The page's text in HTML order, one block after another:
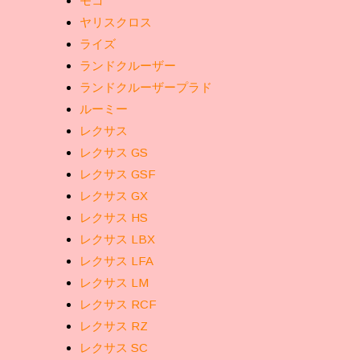
ヤリスクロス
ライズ
ランドクルーザー
ランドクルーザープラド
ルーミー
レクサス
レクサス GS
レクサス GSF
レクサス GX
レクサス HS
レクサス LBX
レクサス LFA
レクサス LM
レクサス RCF
レクサス RZ
レクサス SC